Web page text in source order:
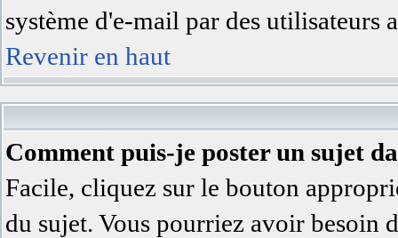
système d'e-mail par des utilisateurs
Revenir en haut
Comment puis-je poster un sujet
Facile, cliquez sur le bouton
du sujet. Vous pourriez avoir besoin